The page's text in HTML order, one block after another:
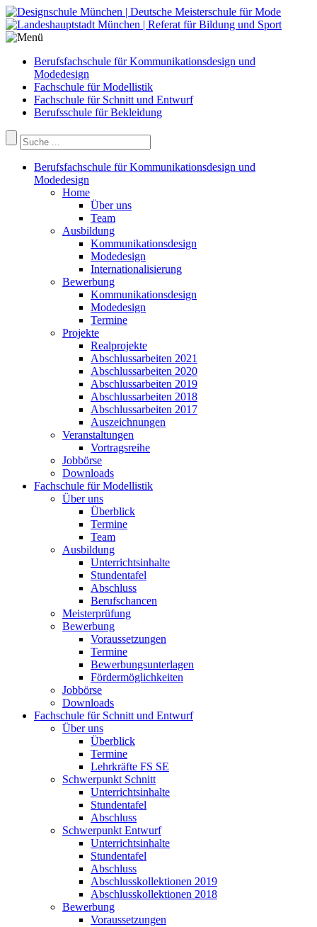
Berufsfachschule für Kommunikationsdesign und
Modedesign
Fachschule für Modellistik
Fachschule für Schnitt und Entwurf
Berufsschule für Bekleidung
Berufsfachschule für Kommunikationsdesign und
Modedesign
Home
Über uns
Team
Ausbildung
Kommunikationsdesign
Modedesign
Internationalisierung
Bewerbung
Kommunikationsdesign
Modedesign
Termine
Projekte
Realprojekte
Abschlussarbeiten 2021
Abschlussarbeiten 2020
Abschlussarbeiten 2019
Abschlussarbeiten 2018
Abschlussarbeiten 2017
Auszeichnungen
Veranstaltungen
Vortragsreihe
Jobbörse
Downloads
Fachschule für Modellistik
Über uns
Überblick
Termine
Team
Ausbildung
Unterrichtsinhalte
Stundentafel
Abschluss
Berufschancen
Meisterprüfung
Bewerbung
Voraussetzungen
Termine
Bewerbungsunterlagen
Fördermöglichkeiten
Jobbörse
Downloads
Fachschule für Schnitt und Entwurf
Über uns
Überblick
Termine
Lehrkräfte FS SE
Schwerpunkt Schnitt
Unterrichtsinhalte
Stundentafel
Abschluss
Schwerpunkt Entwurf
Unterrichtsinhalte
Stundentafel
Abschluss
Abschlusskollektionen 2019
Abschlusskollektionen 2018
Bewerbung
Voraussetzungen